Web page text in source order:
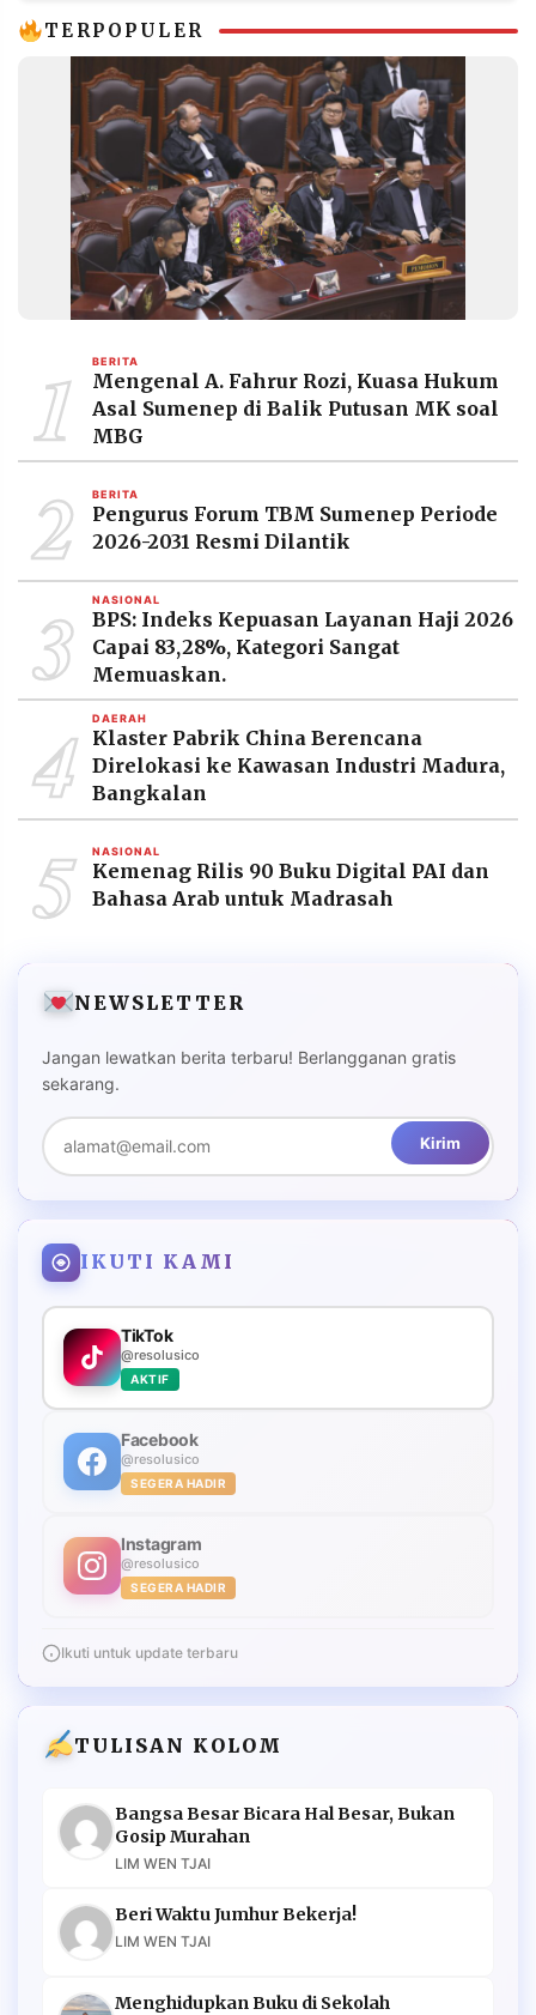
TERPOPULER
1 BERITA
Mengenal A. Fahrur Rozi, Kuasa Hukum
Asal Sumenep di Balik Putusan MK soal
MBG
2 BERITA
Pengurus Forum TBM Sumenep Periode
2026-2031 Resmi Dilantik
3 NASIONAL
BPS: Indeks Kepuasan Layanan Haji 2026
Capai 83,28%, Kategori Sangat
Memuaskan.
4 DAERAH
Klaster Pabrik China Berencana
Direlokasi ke Kawasan Industri Madura,
Bangkalan
5 NASIONAL
Kemenag Rilis 90 Buku Digital PAI dan
Bahasa Arab untuk Madrasah
NEWSLETTER
Jangan lewatkan berita terbaru! Berlangganan gratis
sekarang.
Kirim
IKUTI KAMI
TikTok
@resolusico
AKTIF
Facebook
@resolusico
SEGERA HADIR
Instagram
@resolusico
SEGERA HADIR
Ikuti untuk update terbaru
TULISAN KOLOM
Bangsa Besar Bicara Hal Besar, Bukan
Gosip Murahan
LIM WEN TJAI
Beri Waktu Jumhur Bekerja!
LIM WEN TJAI
Menghidupkan Buku di Sekolah